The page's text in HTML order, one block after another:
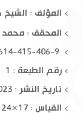
المؤلف : الشيخ
المحقق : محمد
رقم الطبعة : 1
تاريخ النشر : 2023
القياس : 17×24